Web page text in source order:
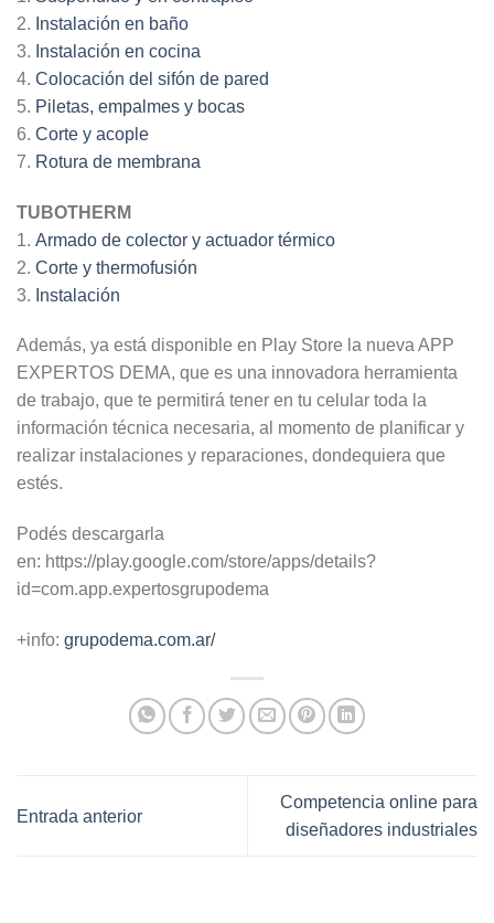
2. Instalación en baño
3. Instalación en cocina
4. Colocación del sifón de pared
5. Piletas, empalmes y bocas
6. Corte y acople
7. Rotura de membrana
TUBOTHERM
1. Armado de colector y actuador térmico
2. Corte y thermofusión
3. Instalación
Además, ya está disponible en Play Store la nueva APP
EXPERTOS DEMA, que es una innovadora herramienta
de trabajo, que te permitirá tener en tu celular toda la
información técnica necesaria, al momento de planificar y
realizar instalaciones y reparaciones, dondequiera que
estés.
Podés descargarla
en: https://play.google.com/store/apps/details?
id=com.app.expertosgrupodema
+info: grupodema.com.ar/
Entrada anterior
Competencia online para
diseñadores industriales